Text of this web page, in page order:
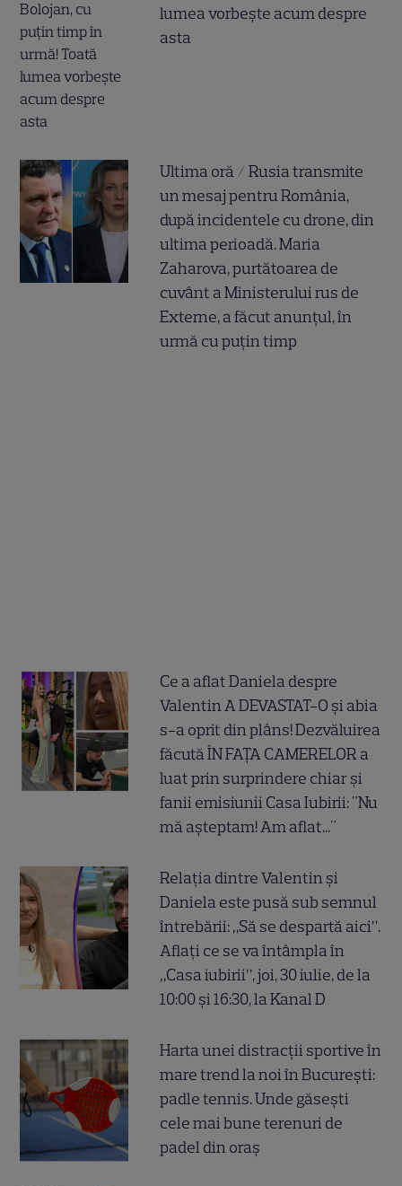
lumea vorbește acum despre
asta
Ultima oră / Rusia transmite
un mesaj pentru România,
după incidentele cu drone, din
ultima perioadă. Maria
Zaharova, purtătoarea de
cuvânt a Ministerului rus de
Externe, a făcut anunțul, în
urmă cu puțin timp
Ce a aflat Daniela despre
Valentin A DEVASTAT-O și abia
s-a oprit din plâns! Dezvăluirea
făcută ÎN FAȚA CAMERELOR a
luat prin surprindere chiar și
fanii emisiunii Casa Iubirii: "Nu
mă așteptam! Am aflat..."
Relația dintre Valentin și
Daniela este pusă sub semnul
întrebării: „Să se despartă aici”.
Aflați ce se va întâmpla în
„Casa iubirii”, joi, 30 iulie, de la
10:00 și 16:30, la Kanal D
Harta unei distracții sportive în
mare trend la noi în București:
padle tennis. Unde găsești
cele mai bune terenuri de
padel din oraș